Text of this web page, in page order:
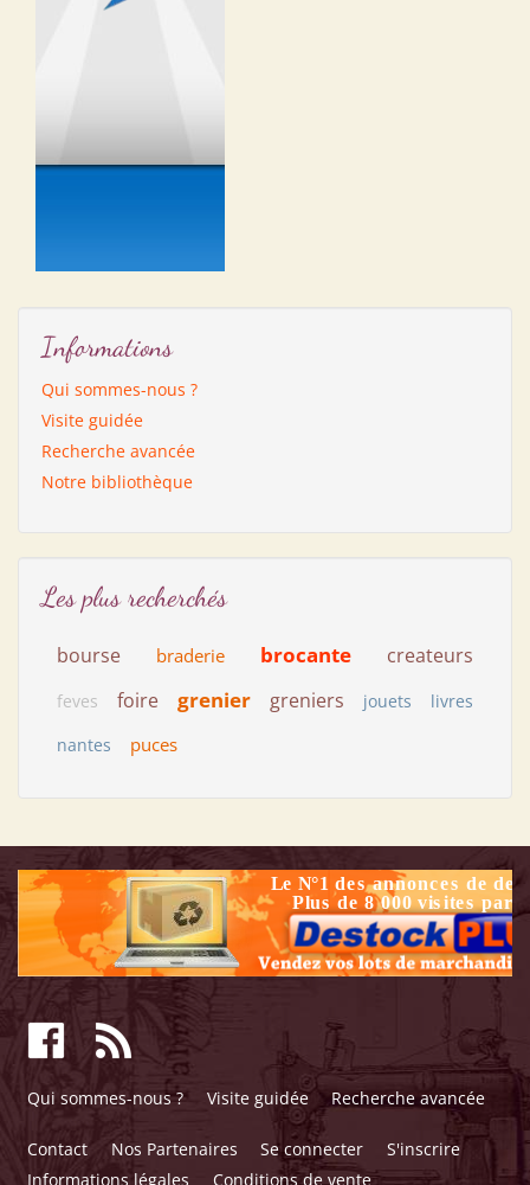
Informations
Qui sommes-nous ?
Visite guidée
Recherche avancée
Notre bibliothèque
Les plus recherchés
bourse braderie brocante createurs
feves foire grenier greniers jouets
livres
nantes
puces
Qui sommes-nous ? Visite guidée Recherche avancée
Contact Nos Partenaires Se connecter
S'inscrire
Informations légales
Conditions de vente